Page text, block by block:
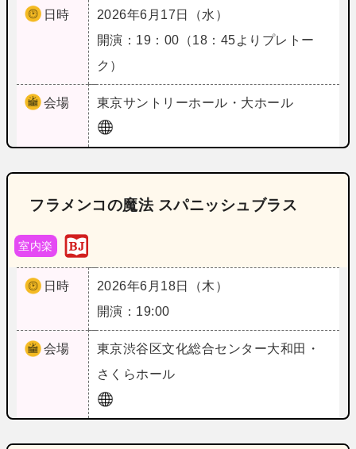
日時
2026年6月17日（水）
開演：19：00（18：45よりプレトー
ク）
会場 東京サントリーホール・大ホール
フラメンコの魔法 スパニッシュブラス
室内楽
日時
2026年6月18日（木）
開演：19:00
会場 東京渋谷区文化総合センター大和田・
さくらホール